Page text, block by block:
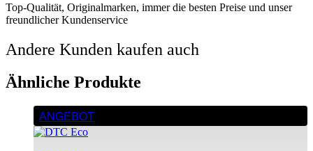
Top-Qualität, Originalmarken, immer die besten Preise und unser
freundlicher Kundenservice
Andere Kunden kaufen auch
Ähnliche Produkte
ANGEBOT